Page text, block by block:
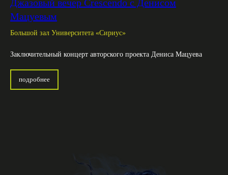
Джазовый вечер Crescendo c Денисом
Мацуевым
Большой зал Университета «Сириус»
Заключительный концерт авторского проекта Дениса Мацуева
подробнее